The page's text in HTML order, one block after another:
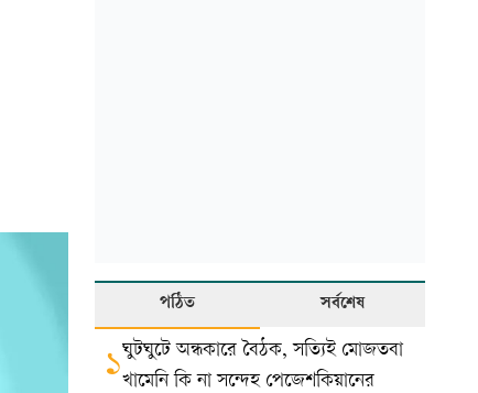
পঠিত সর্বশেষ
১ঘুটঘুটে অন্ধকারে বৈঠক, সত্যিই মোজতবা
খামেনি কি না সন্দেহ পেজেশকিয়ানের